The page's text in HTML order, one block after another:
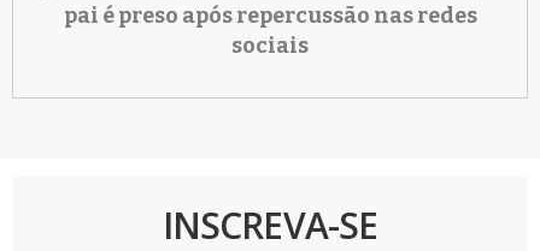
pai é preso após repercussão nas redes
sociais
INSCREVA-SE